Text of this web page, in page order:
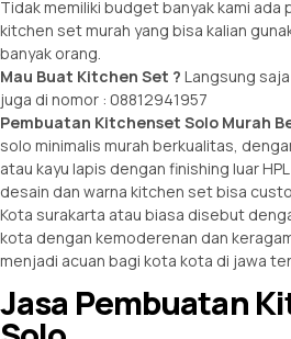
Tidak memiliki budget banyak kami ada
kitchen set murah yang bisa kalian
banyak orang.
Mau Buat Kitchen Set ? Langsung
juga di nomor : 08812941957
Pembuatan Kitchenset Solo Murah
solo minimalis murah berkualitas,
atau kayu lapis dengan finishing luar
desain dan warna kitchen set bisa
Kota surakarta atau biasa disebut
kota dengan kemoderenan dan
menjadi acuan bagi kota kota di jawa
Jasa Pembuatan